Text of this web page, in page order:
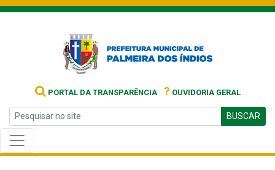
PORTAL DA TRANSPARÊNCIA ? OUVIDORIA GERAL
BUSCAR